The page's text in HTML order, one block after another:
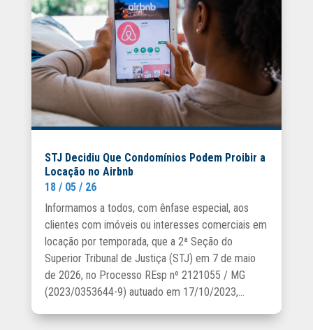
STJ Decidiu Que Condomínios Podem Proibir a
Locação no Airbnb
18 / 05 / 26
Informamos a todos, com ênfase especial, aos
clientes com imóveis ou interesses comerciais em
locação por temporada, que a 2ª Seção do
Superior Tribunal de Justiça (STJ) em 7 de maio
de 2026, no Processo REsp nº 2121055 / MG
(2023/0353644-9) autuado em 17/10/2023,...